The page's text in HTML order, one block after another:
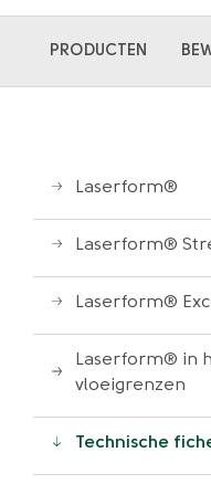
PRODUCTEN
Laserform®
Laserform®
Laserform®
Laserform® in
vloeigrenzen
Technische